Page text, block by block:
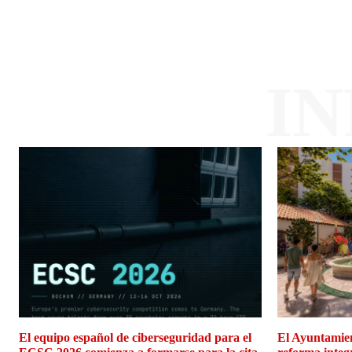
El equipo español de ciberseguridad para el
El